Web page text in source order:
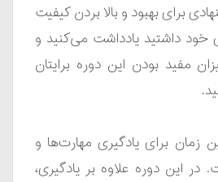
برای بهبود و بالا بردن کیفیت
خود داشتید یادداشت می‌کنید و
مفید بودن این دوره برایتان
زمان برای یادگیری مهارت‌ها و
در این دوره علاوه بر یادگیری،